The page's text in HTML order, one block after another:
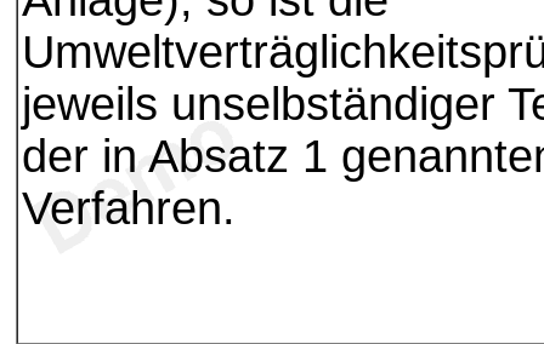
jeweils unselbständiger
der in Absatz 1
Verfahren.